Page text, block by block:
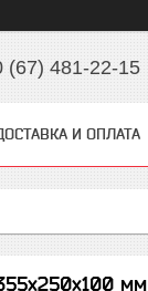
(67) 481-22-15
И ОПЛАТА
мм